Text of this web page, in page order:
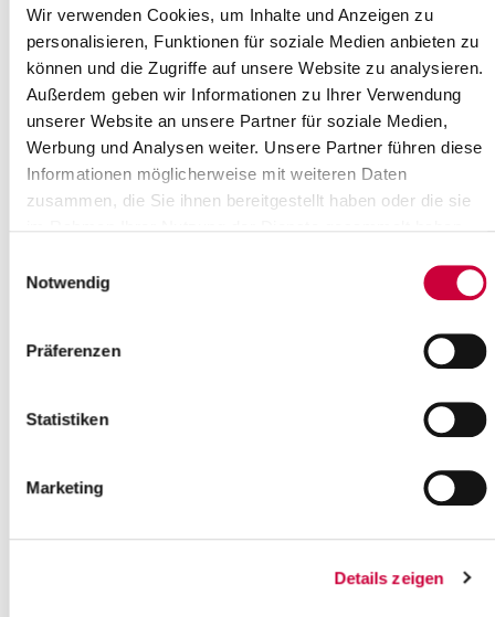
Wir verwenden Cookies, um Inhalte und Anzeigen zu
personalisieren, Funktionen für soziale Medien anbieten zu
können und die Zugriffe auf unsere Website zu analysieren.
Außerdem geben wir Informationen zu Ihrer Verwendung
unserer Website an unsere Partner für soziale Medien,
Werbung und Analysen weiter. Unsere Partner führen diese
Informationen möglicherweise mit weiteren Daten
zusammen, die Sie ihnen bereitgestellt haben oder die sie
Notwendig
Präferenzen
Statistiken
Marketing
Details zeigen
Bornstücken 6 ,Oelixdorf
Category:
Veranstaltung , Gottesdienste
Long description
Gottesdienst zum 3.Advent mit Kirchencafé, Pastor Henke, Orgel:
Source
25524 Oelixdorf
-